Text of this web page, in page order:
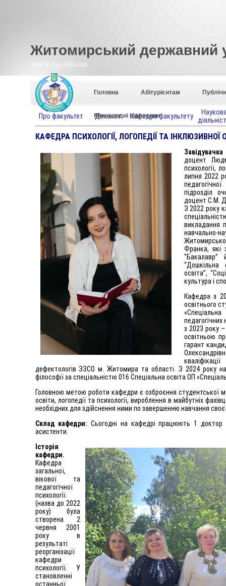
Житомирський державний
www.zu.edu.ua
Головна Абітурієнтам
Міжнародні відносини
СОЦІАЛЬНО-ПСИХОЛОГІЧНИЙ ФАКУЛЬТЕТ
Про факультет Деканат Кафедри факультету
КАФЕДРА ПСИХОЛОГІЇ, ЛОГОПЕДІЇ ТА ІНКЛЮЗИВНОЇ
доцент
психології,
липня 2022
підрозділ
доцент С.М.
З 2022 року
викладання
навчально-
Франка, які
“Бакалавр”
“Дошкільна
освіта”,
культура і
Кафедра з
освітнього
з 2023 року –
освітньою
гарант
дефектологів ЗЗСО м. Житомира та області. З 2024 року на
філософії за спеціальністю 016 Спеціальна освіта ОП
Головною метою роботи кафедри є озброєння студентської
освіти, логопедії та психології, вироблення в майбутніх
необхідних для здійснення ними по завершенню навчання
Склад кафедри: Сьогодні на кафедрі працюють 1 доктор
асистенти.
Історія
кафедри.
Кафедра
загальної,
вікової та
педагогічної
психології
(назва до 2022
року) була
створена 2
червня 2001
року в
результаті
реорганізації
кафедри
психології. У
становленні
останньої